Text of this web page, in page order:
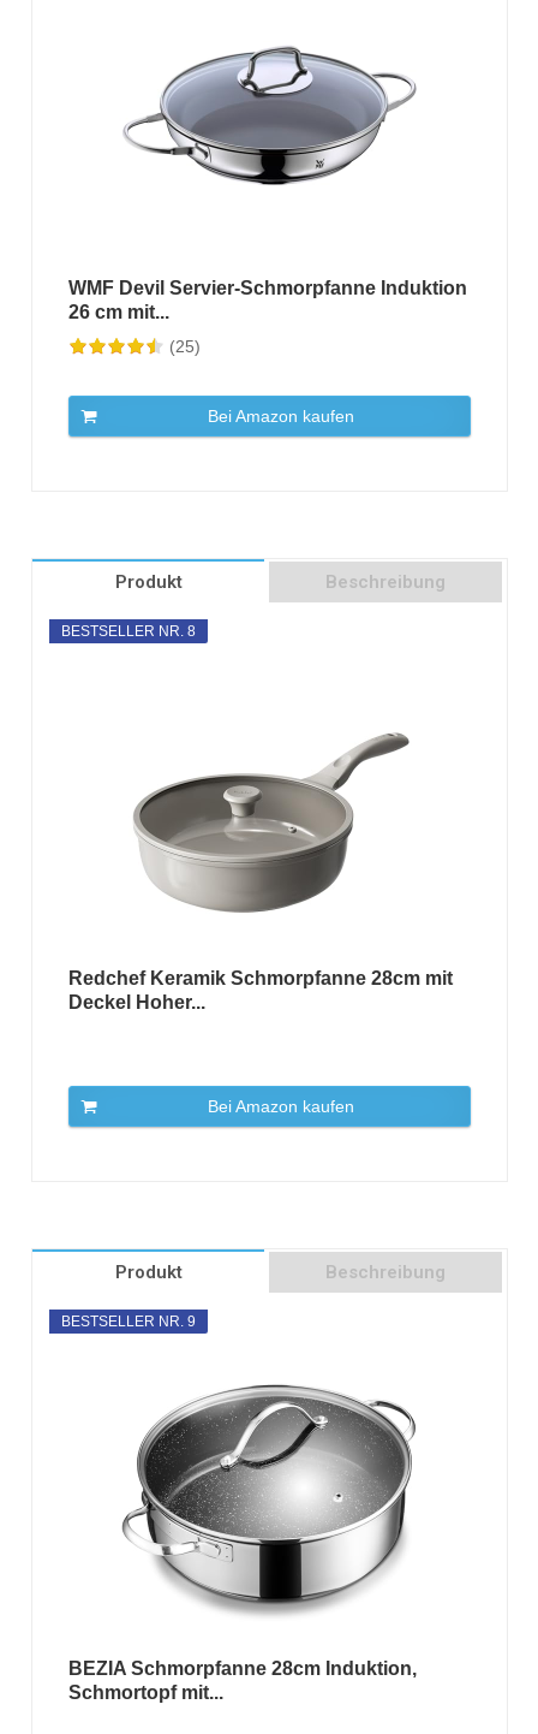
WMF Devil Servier-Schmorpfanne Induktion
26 cm mit...
(25)
Bei Amazon kaufen
Produkt Beschreibung
BESTSELLER NR. 8
Redchef Keramik Schmorpfanne 28cm mit
Deckel Hoher...
Bei Amazon kaufen
Produkt Beschreibung
BESTSELLER NR. 9
BEZIA Schmorpfanne 28cm Induktion,
Schmortopf mit...